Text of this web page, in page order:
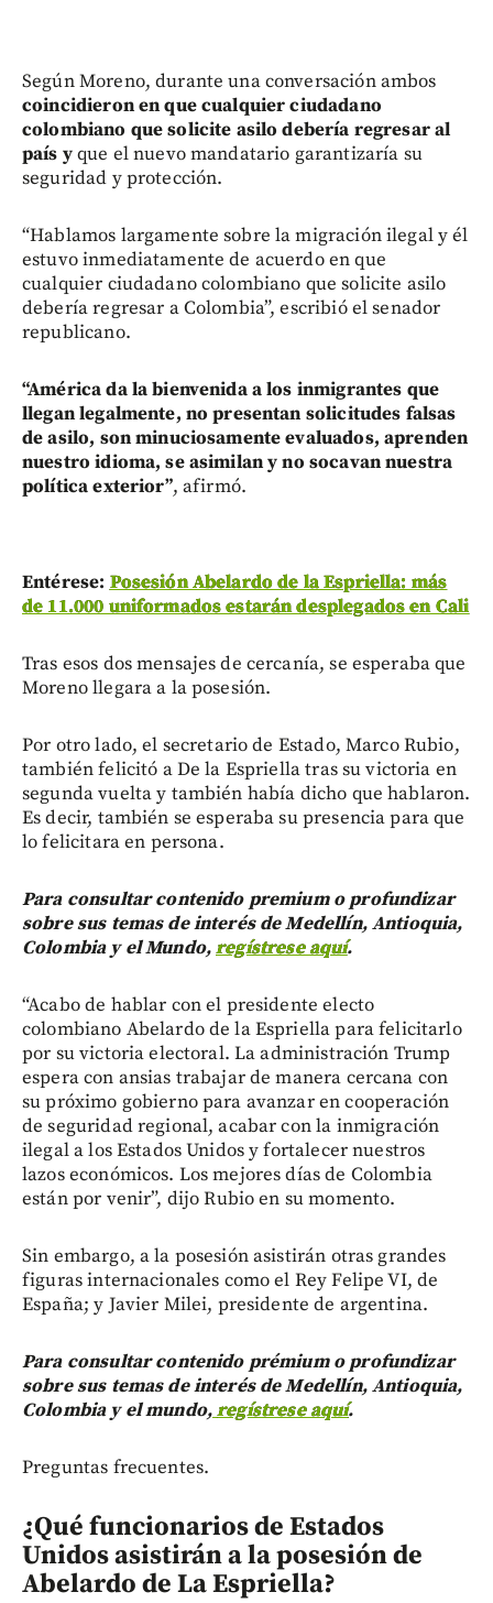
Según Moreno, durante una conversación ambos
coincidieron en que cualquier ciudadano
colombiano que solicite asilo debería regresar al
país yque el nuevo mandatario garantizaría su
seguridad y protección.
“Hablamos largamente sobre la migración ilegal y él
estuvo inmediatamente de acuerdo en que
cualquier ciudadano colombiano que solicite asilo
debería regresar a Colombia”, escribió el senador
republicano.
“América da la bienvenida a los inmigrantes que
llegan legalmente, no presentan solicitudes falsas
de asilo, son minuciosamente evaluados, aprenden
nuestro idioma, se asimilan y no socavan nuestra
política exterior”, afirmó.
Entérese: Posesión Abelardo de la Espriella: más
de 11.000 uniformados estarán desplegados en Cali
Tras esos dos mensajes de cercanía, se esperaba que
Moreno llegara a la posesión.
Por otro lado, el secretario de Estado, Marco Rubio,
también felicitó a De la Espriella tras su victoria en
segunda vuelta y también había dicho que hablaron.
Es decir, también se esperaba su presencia para que
lo felicitara en persona.
Para consultar contenido premium o profundizar
sobre sus temas de interés de Medellín, Antioquia,
Colombia y el Mundo,regístrese aquí.
“Acabo de hablar con el presidente electo
colombiano Abelardo de la Espriella para felicitarlo
por su victoria electoral. La administración Trump
espera con ansias trabajar de manera cercana con
su próximo gobierno para avanzar en cooperación
de seguridad regional, acabar con la inmigración
ilegal a los Estados Unidos y fortalecer nuestros
lazos económicos. Los mejores días de Colombia
están por venir”, dijo Rubio en su momento.
Sin embargo, a la posesión asistirán otras grandes
figuras internacionales como el Rey Felipe VI, de
España; y Javier Milei, presidente de argentina.
Para consultar contenido prémium o profundizar
sobre sus temas de interés de Medellín, Antioquia,
Colombia y el mundo,regístrese aquí.
Preguntas frecuentes.
¿Qué funcionarios de Estados
Unidos asistirán a la posesión de
Abelardo de La Espriella?